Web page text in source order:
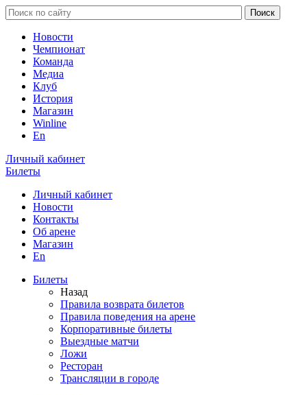
Новости
Чемпионат
Команда
Медиа
Клуб
История
Магазин
Winline
En
Личный кабинет
Билеты
Личный кабинет
Новости
Контакты
Об арене
Магазин
En
Билеты
Назад
Правила возврата билетов
Правила поведения на арене
Корпоративные билеты
Выездные матчи
Ложи
Ресторан
Трансляции в городе